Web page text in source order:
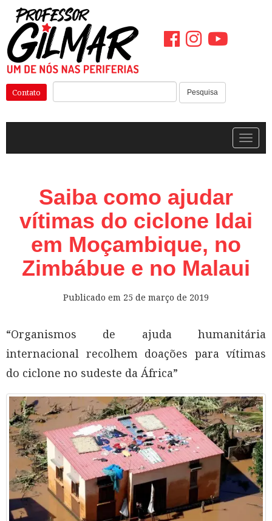
Pular
para
o
conteúdo
Pesquisa
Contato
Saiba como ajudar
vítimas do ciclone Idai
em Moçambique, no
Zimbábue e no Malaui
Publicado em 25 de março de 2019
“Organismos de ajuda humanitária
internacional recolhem doações para vítimas
do ciclone no sudeste da África”